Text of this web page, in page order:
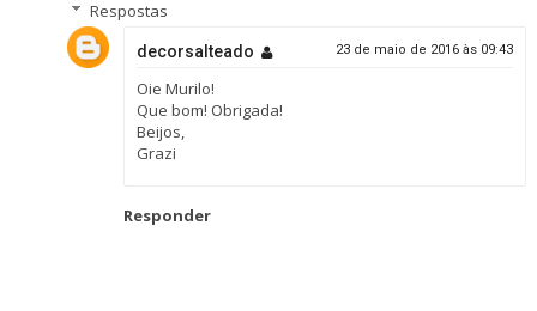
Respostas
decorsalteado 23 de maio de 2016 às 09:43
Oie Murilo!
Que bom! Obrigada!
Beijos,
Grazi
Responder